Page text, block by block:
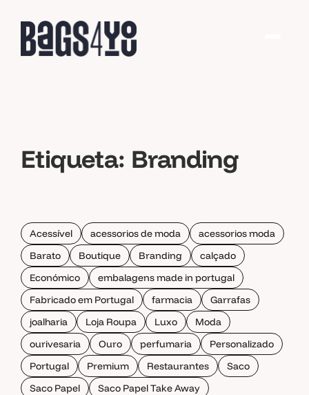
Etiqueta: Branding
Acessível acessorios de moda
acessorios moda
Barato
Boutique Branding
calçado
Económico
embalagens made in portugal
Fabricado em Portugal
farmacia
Garrafas
joalharia
Loja Roupa Luxo
Moda
ourivesaria
Ouro perfumaria
Personalizado
Portugal
Premium Restaurantes
Saco
Saco Papel
Saco Papel Take Away